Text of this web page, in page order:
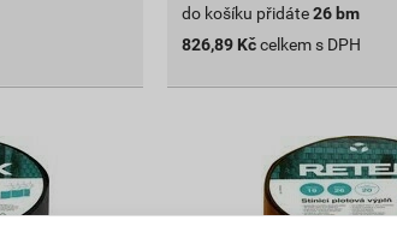
do košíku přidáte26 bm
826,89 Kčcelkem s DPH